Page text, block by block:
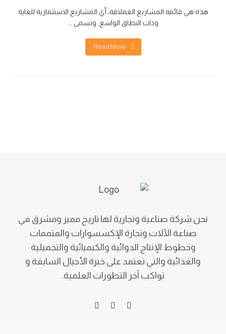
هذه هي قائمة المشاريع العملاقة، أي المشاريع الاستثمارية للغاية
وذات النطاق الواسع. وتسمى ...
Read More
نحن شركة صناعية وتجارية لها تاريخ مميز ومشرق في
صناعة الآلات وتجارة الإكسسوارات والمتممات
وخطوط الإنتاج الدوائية والكيميائية والتجميلية
والغذائية والتي تعتمد على خبرة الأجيال السابقة و
تواكب آخر التطورات العلمية.